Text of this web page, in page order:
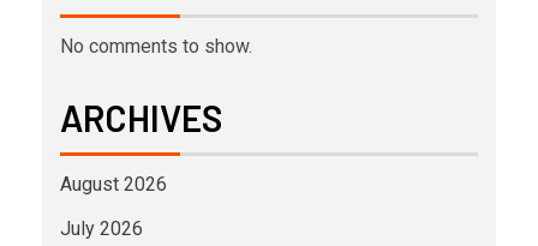
No comments to show.
ARCHIVES
August 2026
July 2026